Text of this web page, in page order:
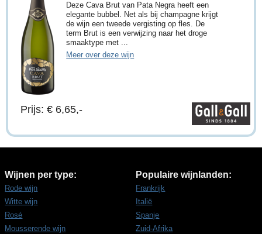
Deze Cava Brut van Pata Negra heeft een
elegante bubbel. Net als bij champagne krijgt
de wijn een tweede vergisting op fles. De
term Brut is een verwijzing naar het droge
smaaktype met ...
Meer over deze wijn
Prijs: € 6,65,-
Wijnen per type:
Rode wijn
Witte wijn
Rosé
Mousserende wijn
Populaire wijnlanden:
Frankrijk
Italië
Spanje
Zuid-Afrika